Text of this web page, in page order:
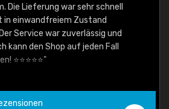
Die Lieferung war sehr schnell
in einwandfreiem Zustand
Service war zuverlässig und
kann den Shop auf jeden Fall
⭐⭐⭐⭐⭐"